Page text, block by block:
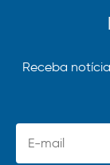
Receba